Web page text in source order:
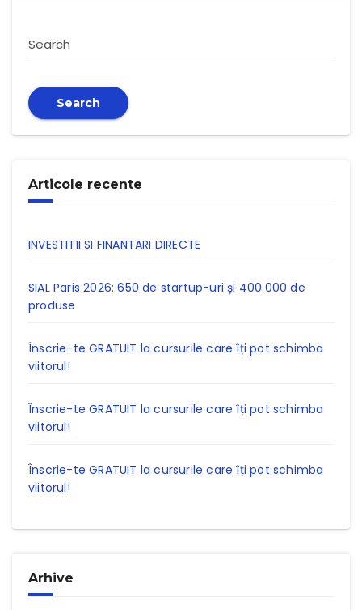
Search
Search
Articole recente
INVESTITII SI FINANTARI DIRECTE
SIAL Paris 2026: 650 de startup-uri și 400.000 de
produse
Înscrie-te GRATUIT la cursurile care îți pot schimba
viitorul!
Înscrie-te GRATUIT la cursurile care îți pot schimba
viitorul!
Înscrie-te GRATUIT la cursurile care îți pot schimba
viitorul!
Arhive